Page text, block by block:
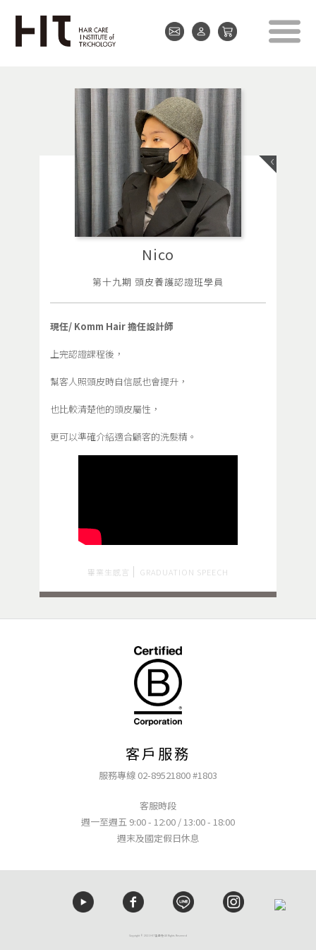
Nico
第十九期 頭皮養護認證班學員
現任/ Komm Hair 擔任設計師
上完認證課程後，
幫客人照頭皮時自信感也會提升，
也比較清楚他的頭皮屬性，
更可以準確介紹適合顧客的洗髮精。
畢業生感言 GRADUATION SPEECH
客戶服務
服務專線 02-89521800 #1803
客服時段
週一至週五 9:00 - 12:00 / 13:00 - 18:00
週末及國定假日休息
Copyright © 2021 HIT髮學苑 All Rights Reserved